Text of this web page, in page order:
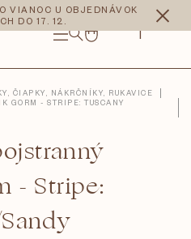
VIANOC U OBJEDNÁVOK
DO 17. 12.
NÁKUPNÝ
CZK EUR
ČIAPKY, NÁKRČNÍKY, RUKAVICE
GORM - STRIPE: TUSCANY
- Stripe: